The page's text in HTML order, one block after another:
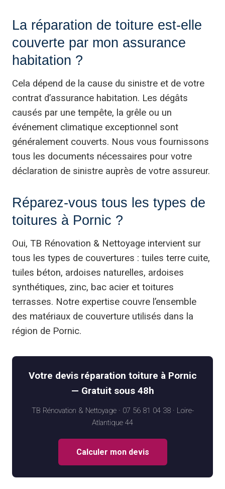
La réparation de toiture est-elle
couverte par mon assurance
habitation ?
Cela dépend de la cause du sinistre et de votre
contrat d’assurance habitation. Les dégâts
causés par une tempête, la grêle ou un
événement climatique exceptionnel sont
généralement couverts. Nous vous fournissons
tous les documents nécessaires pour votre
déclaration de sinistre auprès de votre assureur.
Réparez-vous tous les types de
toitures à Pornic ?
Oui, TB Rénovation & Nettoyage intervient sur
tous les types de couvertures : tuiles terre cuite,
tuiles béton, ardoises naturelles, ardoises
synthétiques, zinc, bac acier et toitures
terrasses. Notre expertise couvre l’ensemble
des matériaux de couverture utilisés dans la
région de Pornic.
Votre devis réparation toiture à Pornic
— Gratuit sous 48h
TB Rénovation & Nettoyage · 07 56 81 04 38 · Loire-
Atlantique 44
Calculer mon devis